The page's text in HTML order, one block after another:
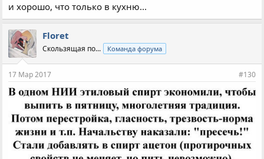
и хорошо, что только в кухню...
Floret
Скользящая по... Команда форума
17 Мар 2017 #130